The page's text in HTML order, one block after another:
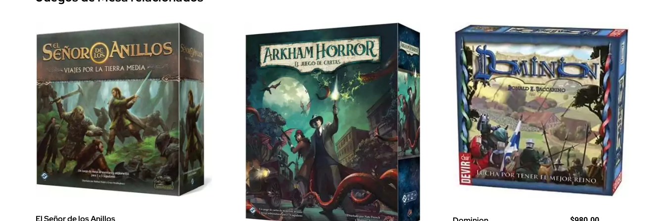
El Señor de los Anillos